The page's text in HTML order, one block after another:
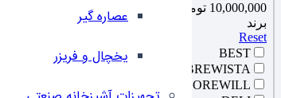
عصاره گیر
یخچال و فریزر
10,000,000 تومان
برند
Reset
BEST
BREWISTA
COREWILL